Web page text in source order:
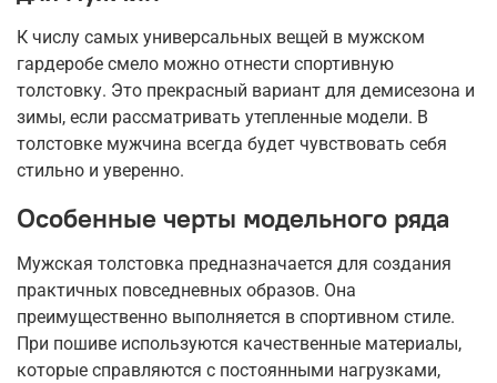
К числу самых универсальных вещей в мужском
гардеробе смело можно отнести спортивную
толстовку. Это прекрасный вариант для демисезона и
зимы, если рассматривать утепленные модели. В
толстовке мужчина всегда будет чувствовать себя
стильно и уверенно.
Особенные черты модельного ряда
Мужская толстовка предназначается для создания
практичных повседневных образов. Она
преимущественно выполняется в спортивном стиле.
При пошиве используются качественные материалы,
которые справляются с постоянными нагрузками,